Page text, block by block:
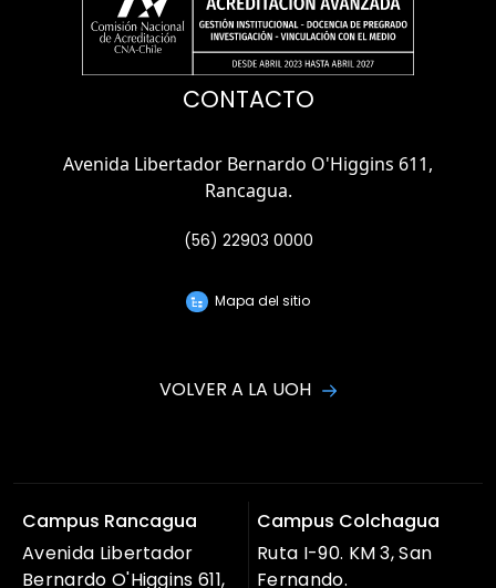
CONTACTO
Avenida Libertador Bernardo O'Higgins 611,
Rancagua.
(56) 22903 0000
Mapa del sitio
VOLVER A LA UOH
Campus Rancagua
Avenida Libertador
Bernardo O'Higgins 611,
Campus Colchagua
Ruta I-90. KM 3, San
Fernando.